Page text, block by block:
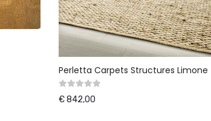
Perletta Carpets Structures Limone
€ 842,00